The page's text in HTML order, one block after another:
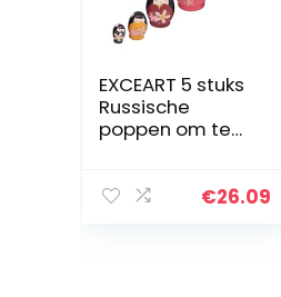
EXCEART 5 stuks
Russische
poppen om te
pop, houten pop,
€26.09